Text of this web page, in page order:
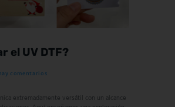
el UV DTF?
comentarios
extremadamente versátil con un alcance